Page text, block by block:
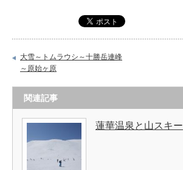
大雪～トムラウシ～十勝岳連峰
～原始ヶ原
関連記事
蓮華温泉と山スキー